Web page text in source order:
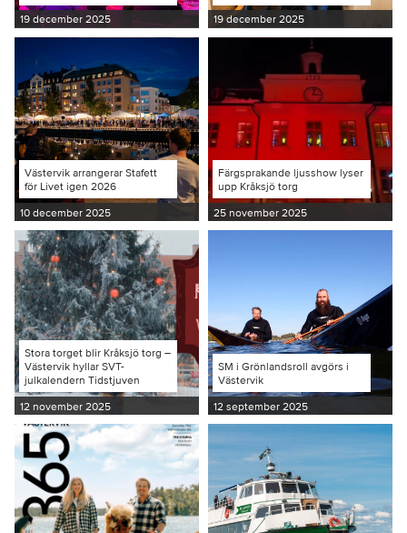
19 december 2025 19 december 2025
Västervik arrangerar Stafett
för Livet igen 2026
10 december 2025
Färgsprakande ljusshow lyser
upp Kråksjö torg
25 november 2025
Stora torget blir Kråksjö torg –
Västervik hyllar SVT-
julkalendern Tidstjuven
12 november 2025
SM i Grönlandsroll avgörs i
Västervik
12 september 2025